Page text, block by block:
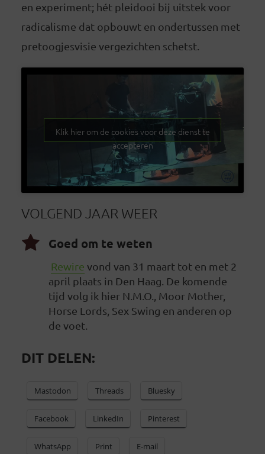
en experiment; hét pleidooi bij uitstek voor
radicalisme dat opbouwt en ondertussen met
pretoogjesvisie vergezichten schetst.
Klik hier om de cookies voor deze dienst te
accepteren
VOLGEND JAAR WEER
Goed om te weten
Rewire vond van 31 maart tot en met 2
april plaats in Den Haag. De komende
tijd volg ik hier N.M.O., Moor Mother,
Horse Lords, Sex Swing en anderen op
de voet.
DIT DELEN:
Mastodon Threads Bluesky
Facebook LinkedIn Pinterest
WhatsApp Print E-mail